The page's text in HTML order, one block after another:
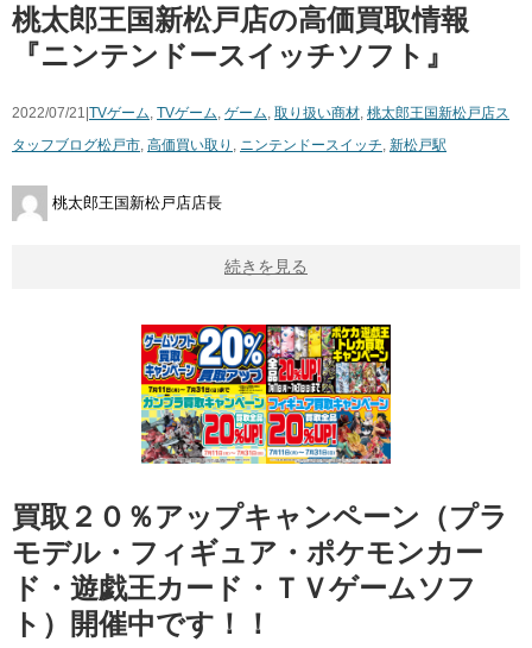
桃太郎王国新松戸店の高価買取情報
『ニンテンドースイッチソフト』
2022/07/21| TVゲーム, TVゲーム, ゲーム, 取り扱い商材, 桃太郎王国新松戸店ス
タッフブログ松戸市, 高価買い取り , ニンテンドースイッチ, 新松戸駅
桃太郎王国新松戸店店長
続きを見る
買取２０％アップキャンペーン（プラ
モデル・フィギュア・ポケモンカー
ド・遊戯王カード・ＴＶゲームソフ
ト）開催中です！！